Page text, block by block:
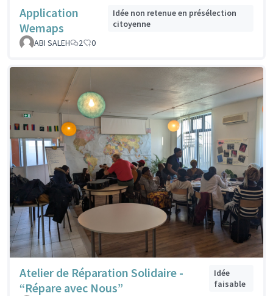
Application
Wemaps
Idée non retenue en présélection
citoyenne
ABI SALEH
2 0
Atelier de Réparation Solidaire -
“Répare avec Nous”
Idée
faisable